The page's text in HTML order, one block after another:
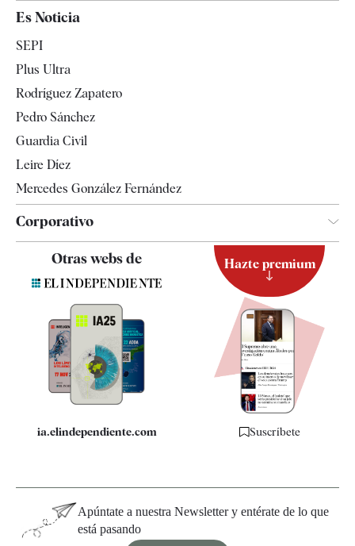
España
Televisión
Es Noticia
SEPI
Plus Ultra
Rodríguez Zapatero
Pedro Sánchez
Guardia Civil
Leire Díez
Mercedes González Fernández
Corporativo
Contacto
Quiénes somos
Especificaciones
Otras webs de
ia.elindependiente.com
Hazte premium
Suscríbete
Apúntate a nuestra Newsletter y entérate de lo que
está pasando